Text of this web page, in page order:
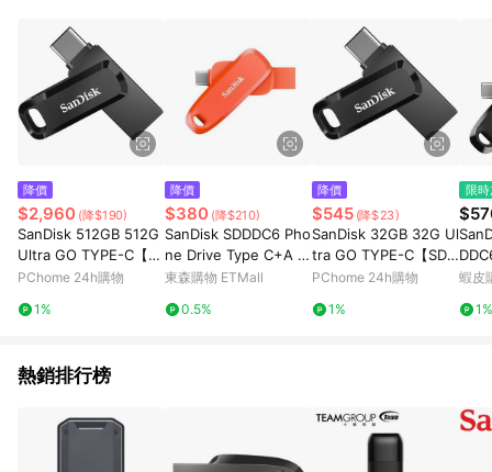
提供簡單、快速、輕鬆的購物流程及體驗，將不定期推出精選、
話題性或期間限定商品來滿足您的喜好。
降價
$2,960 (降$190)
SanDisk 512GB 512G
Ultra GO TYPE-C【S
DDDC3-512G】OTG
PChome 24h購物
1%
降價
$380 (降$210)
SanDisk SDDDC6 Pho
ne Drive Type C+A 3
2G 雙用隨身碟-橘
東森購物 ETMall
0.5%
降價
$545 (降$23)
SanDisk 32GB 32G Ul
tra GO TYPE-C【SDD
DC3-032G】OTG US
PChome 24h購物
1%
限
TG
蝦皮
1%
熱銷排行榜